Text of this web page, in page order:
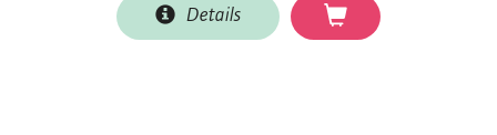
Details